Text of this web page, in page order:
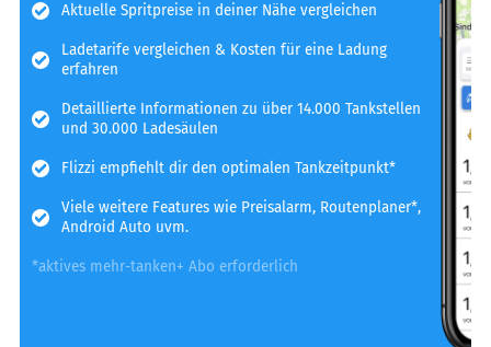
Aktuelle Spritpreise in deiner Nähe vergleichen
Ladetarife vergleichen & Kosten für eine Ladung
erfahren
Detaillierte Informationen zu über 14.000 Tankstellen
und 30.000 Ladesäulen
Flizzi empfiehlt dir den optimalen Tankzeitpunkt*
Viele weitere Features wie Preisalarm, Routenplaner*,
Android Auto uvm.
*aktives mehr-tanken+ Abo erforderlich